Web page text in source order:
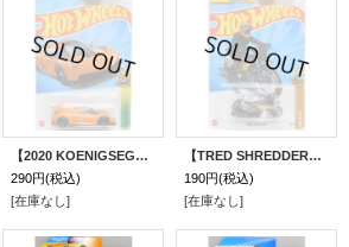
【2020 KOENIGSEGG JESKO】ORANGE/O5
290円(税込)
[在庫なし]
【TRED SHREDDER】BLACK
190円(税込)
[在庫なし]